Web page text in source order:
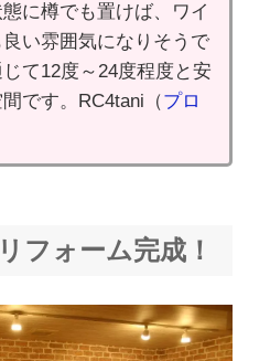
に樽でも置けば、ワイ
い雰囲気になりそうで
て12度～24度程度と安
です。RC4tani（プロ
フォーム完成！